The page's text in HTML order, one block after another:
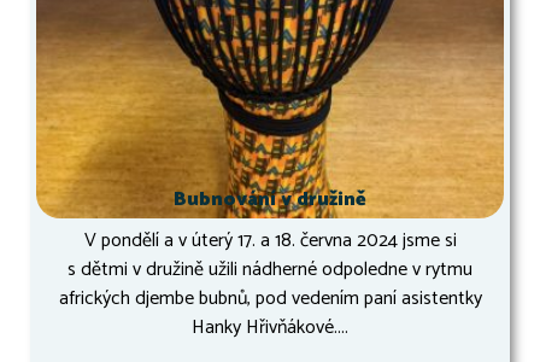
Bubnování v družině
V pondělí a v úterý 17. a 18. června 2024 jsme si
s dětmi v družině užili nádherné odpoledne v rytmu
afrických djembe bubnů, pod vedením paní asistentky
Hanky Hřivňákové....